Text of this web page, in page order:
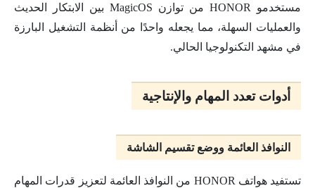
مستخدمو HONOR من توازن MagicOS بين الابتكار الحديث
والعمليات السهلة، مما يجعله واحدًا من أنظمة التشغيل البارزة
في مشهد التكنولوجيا الحالي.
أدوات تعدد المهام والإنتاجية
النوافذ العائمة ووضع تقسيم الشاشة
تستفيد هواتف HONOR من النوافذ العائمة لتعزيز قدرات المهام